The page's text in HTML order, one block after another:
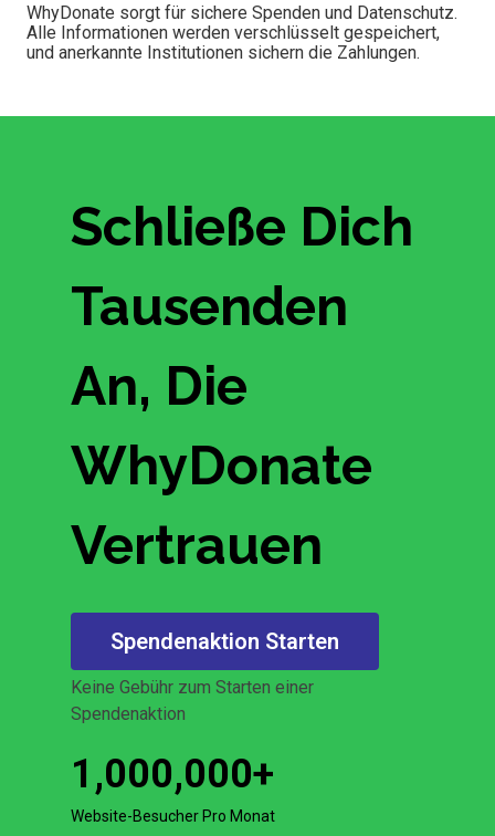
WhyDonate sorgt für sichere Spenden und Datenschutz.
Alle Informationen werden verschlüsselt gespeichert,
und anerkannte Institutionen sichern die Zahlungen.
Schließe Dich
Tausenden
An, Die
WhyDonate
Vertrauen
Spendenaktion Starten
Keine Gebühr zum Starten einer
Spendenaktion
1,000,000+
Website-Besucher Pro Monat